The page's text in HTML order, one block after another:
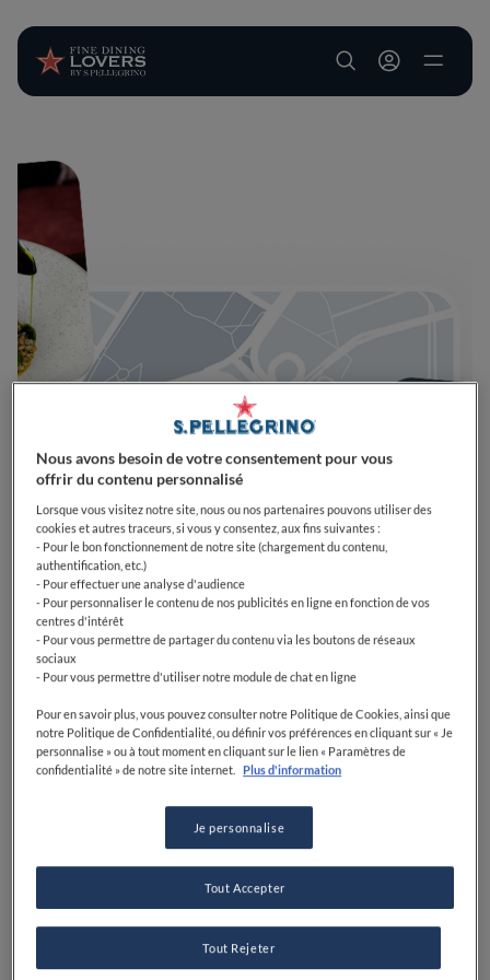
User account
Nous avons besoin de votre consentement pour vous
offrir du contenu personnalisé
Lorsque vous visitez notre site, nous ou nos partenaires pouvons utiliser des
cookies et autres traceurs, si vous y consentez, aux fins suivantes :
- Pour le bon fonctionnement de notre site (chargement du contenu,
authentification, etc.)
- Pour effectuer une analyse d'audience
- Pour personnaliser le contenu de nos publicités en ligne en fonction de vos
centres d'intérêt
- Pour vous permettre de partager du contenu via les boutons de réseaux
sociaux
- Pour vous permettre d'utiliser notre module de chat en ligne
Pour en savoir plus, vous pouvez consulter notre Politique de Cookies, ainsi que
notre Politique de Confidentialité, ou définir vos préférences en cliquant sur « Je
personnalise » ou à tout moment en cliquant sur le lien « Paramètres de
confidentialité » de notre site internet.
Plus d'information
Je personnalise
Tout Rejeter
Tout Accepter